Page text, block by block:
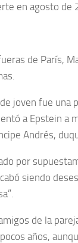
en agosto de
de París,
joven fue una
a Epstein a
Andrés,
por
siendo
de la
años,